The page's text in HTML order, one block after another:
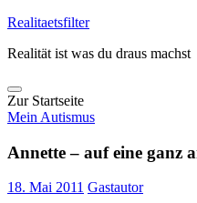
Skip
content
Realitaetsfilter
Realität ist was du draus machst
Zur Startseite
Mein Autismus
Annette – auf eine ganz
18. Mai 2011 Gastautor